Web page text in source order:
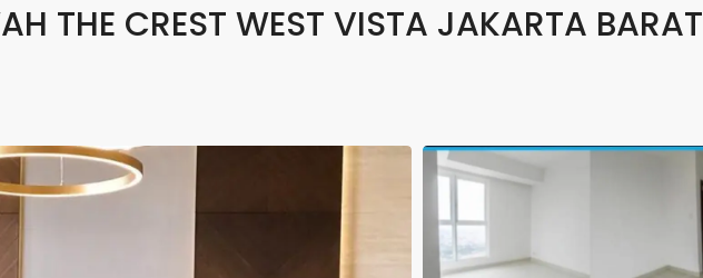
THE CREST WEST VISTA JAKARTA BARAT